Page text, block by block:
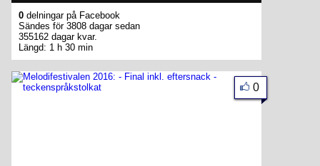
0 delningar på Facebook
Sändes för 3808 dagar sedan
355162 dagar kvar.
Längd: 1 h 30 min
0